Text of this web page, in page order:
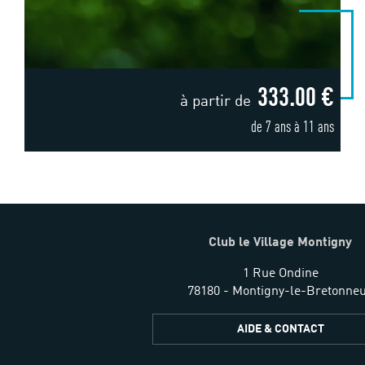
à partir de 333.00 €
de 7 ans à 11 ans
Club le Village Montigny
1 Rue Ondine
78180 - Montigny-le-
AIDE & CONTACT